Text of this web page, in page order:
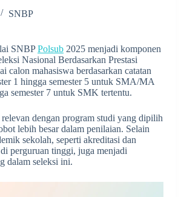
SNBP
SNBPPolsub 2025 menjadi komponen
Nasional Berdasarkan Prestasi
calon mahasiswa berdasarkan catatan
1 hingga semester 5 untuk SMA/MA
semester 7 untuk SMK tertentu.
dengan program studi yang dipilih
lebih besar dalam penilaian. Selain
sekolah, seperti akreditasi dan
perguruan tinggi, juga menjadi
dalam seleksi ini.